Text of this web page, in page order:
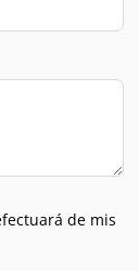
de mis